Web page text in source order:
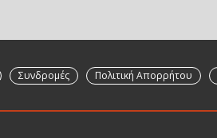
Συνδρομές Πολιτική Απορρήτου